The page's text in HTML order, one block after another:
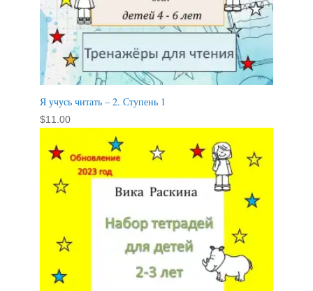
Я учусь читать – 2. Ступень 1
$11.00